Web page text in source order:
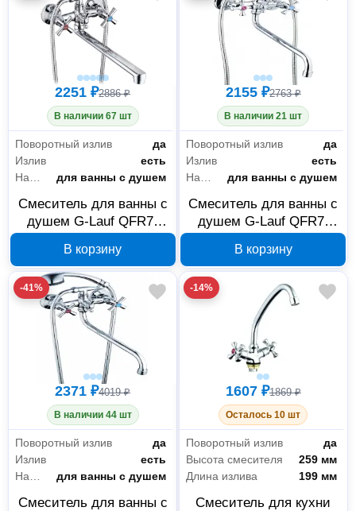
Сантехника
Инженерная сантехника
Товары для ванной комнаты и туалета 201
2251 ₽2886 ₽
В наличии 67 шт
Поворотный излив
да
Излив
есть
для ванны с душем
Смеситель для ванны с
душем G-Lauf QFR7-
поворотным изливом
321 мм, хром
В корзину
2155 ₽2763 ₽
В наличии 21 шт
Поворотный излив
да
Излив
есть
для ванны с душем
Смеситель для ванны с
душем G-Lauf QFR7-
длинным поворотным
изливом 310 мм, хром
В корзину
-41%
2371 ₽4019 ₽
В наличии 44 шт
Поворотный излив
да
Излив
есть
для ванны с душем
Смеситель для ванны с
-14%
1607 ₽1869 ₽
Осталось 10 шт
Поворотный излив
да
Высота смесителя
259 мм
Длина излива
199 мм
Смеситель для кухни